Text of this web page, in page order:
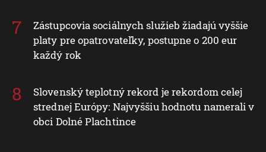
Zástupcovia sociálnych služieb žiadajú vyššie
platy pre opatrovateľky, postupne o 200 eur
každý rok
Slovenský teplotný rekord je rekordom celej
strednej Európy: Najvyššiu hodnotu namerali v
obci Dolné Plachtince